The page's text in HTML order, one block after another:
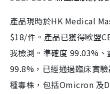
產品現時於HK Medical
$18/件。產品已獲得歐盟
我檢測。準確度 99.03%
99.8%，已經通過臨床實
種毒株，包括Omicron 及